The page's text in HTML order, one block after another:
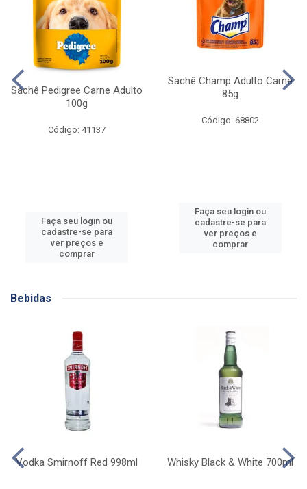
Sachê Pedigree Carne Adulto
100g
Código: 41137
Faça seu login ou
cadastre-se para
ver preços e
comprar
Sachê Champ Adulto Carne
85g
Código: 68802
Faça seu login ou
cadastre-se para
ver preços e
comprar
Bebidas
Vodka Smirnoff Red 998ml Whisky Black & White 700ml